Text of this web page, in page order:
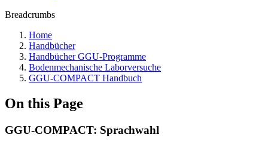
Breadcrumbs
Home
Handbücher
Handbücher GGU-Programme
Bodenmechanische Laborversuche
GGU-COMPACT Handbuch
On this Page
GGU-COMPACT: Sprachwahl